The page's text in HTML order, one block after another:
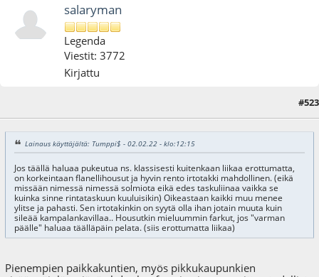
salaryman
Legenda
Viestit: 3772
Kirjattu
: 12.06.22 - klo:17:01 käyttäjältä salaryman#523
Lainaus käyttäjältä: Tumppi$ - 02.02.22 - klo:12:15
Jos täällä haluaa pukeutua ns. klassisesti kuitenkaan liikaa erottumatta,
on korkeintaan flanellihousut ja hyvin rento irtotakki mahdollinen. (eikä
missään nimessä nimessä solmiota eikä edes taskuliinaa vaikka se
kuinka sinne rintataskuun kuuluisikin) Oikeastaan kaikki muu menee
ylitse ja pahasti. Sen irtotakinkin on syytä olla ihan jotain muuta kuin
sileää kampalankavillaa.. Housutkin mieluummin farkut, jos "varman
päälle" haluaa täälläpäin pelata. (siis erottumatta liikaa)
Pienempien paikkakuntien, myös pikkukaupunkien